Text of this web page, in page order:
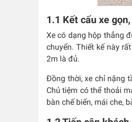
1.1 Kết cấu xe
Xe có dạng hộp thẳng
chuyển. Thiết kế này
2m là đủ.
Đồng thời, xe chỉ nặng
Chủ tiệm có thể thoải
bàn chế biến, mái che,